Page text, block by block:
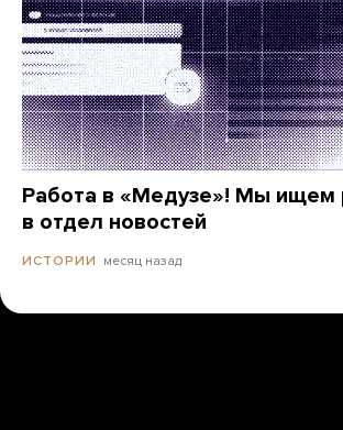
Работа в «Медузе»! Мы ищем
в отдел новостей
ИСТОРИИ месяц назад